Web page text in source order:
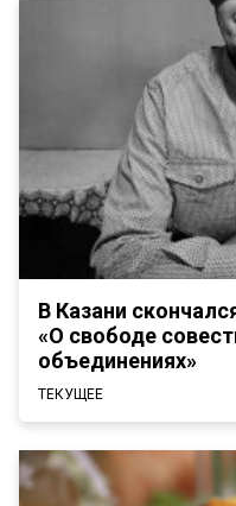
В Казани
«О свободе
объединениях»
ТЕКУЩЕЕ